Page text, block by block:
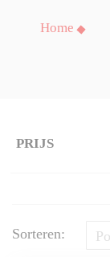
Home
Sorteren:
PRIJS